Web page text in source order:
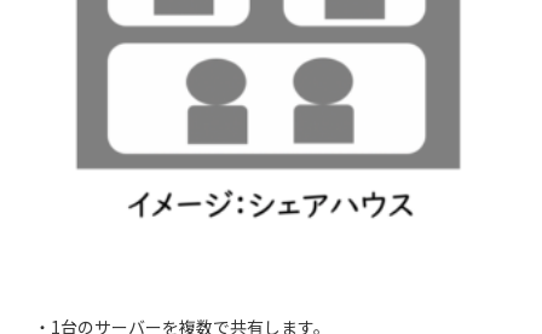
・1台のサーバーを複数で共有します。